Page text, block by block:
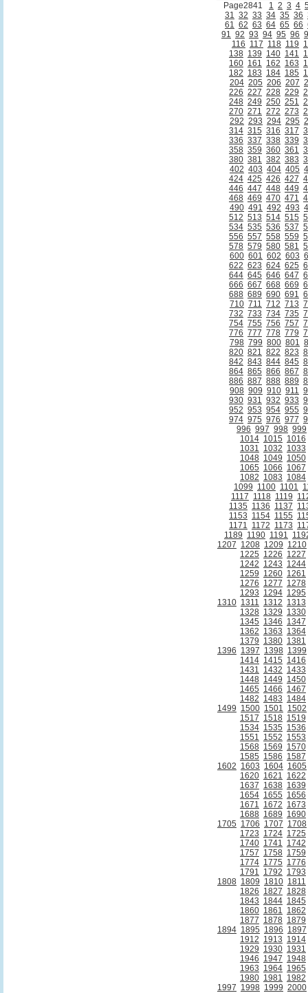
Page2841 1 2 3 4
31 32 33 34 35 36
61 62 63 64 65 66
91 92 93 94 95 96
116 117 118 119
138 139 140 141
160 161 162 163
182 183 184 185
204 205 206 207
226 227 228 229
248 249 250 251
270 271 272 273
292 293 294 295
314 315 316 317
336 337 338 339
358 359 360 361
380 381 382 383
402 403 404 405
424 425 426 427
446 447 448 449
468 469 470 471
490 491 492 493
512 513 514 515
534 535 536 537
556 557 558 559
578 579 580 581
600 601 602 603
622 623 624 625
644 645 646 647
666 667 668 669
688 689 690 691
710 711 712 713
732 733 734 735
754 755 756 757
776 777 778 779
798 799 800 801
820 821 822 823
842 843 844 845
864 865 866 867
886 887 888 889
908 909 910 911
930 931 932 933
952 953 954 955
974 975 976 977
996 997 998 999
1014 1015 1016
1031 1032 1033
1048 1049 1050
1065 1066 1067
1082 1083 1084
1099 1100 1101
1117 1118 1119
1135 1136 1137
1153 1154 1155
1171 1172 1173
1189 1190 1191
1207 1208 1209 1210
1225 1226 1227
1242 1243 1244
1259 1260 1261
1276 1277 1278
1293 1294 1295
1310 1311 1312 1313
1328 1329 1330
1345 1346 1347
1362 1363 1364
1379 1380 1381
1396 1397 1398 1399
1414 1415 1416
1431 1432 1433
1448 1449 1450
1465 1466 1467
1482 1483 1484
1499 1500 1501 1502
1517 1518 1519
1534 1535 1536
1551 1552 1553
1568 1569 1570
1585 1586 1587
1602 1603 1604 1605
1620 1621 1622
1637 1638 1639
1654 1655 1656
1671 1672 1673
1688 1689 1690
1705 1706 1707 1708
1723 1724 1725
1740 1741 1742
1757 1758 1759
1774 1775 1776
1791 1792 1793
1808 1809 1810 1811
1826 1827 1828
1843 1844 1845
1860 1861 1862
1877 1878 1879
1894 1895 1896 1897
1912 1913 1914
1929 1930 1931
1946 1947 1948
1963 1964 1965
1980 1981 1982
1997 1998 1999 2000